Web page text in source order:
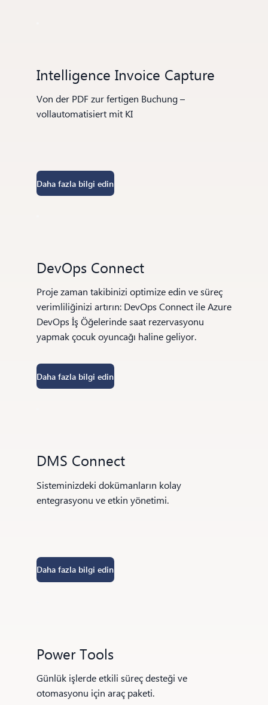
Intelligence Invoice Capture
Von der PDF zur fertigen Buchung –
vollautomatisiert mit KI
Daha fazla bilgi edin
DevOps Connect
Proje zaman takibinizi optimize edin ve süreç
verimliliğinizi artırın: DevOps Connect ile Azure
DevOps İş Öğelerinde saat rezervasyonu
yapmak çocuk oyuncağı haline geliyor.
Daha fazla bilgi edin
DMS Connect
Sisteminizdeki dokümanların kolay
entegrasyonu ve etkin yönetimi.
Daha fazla bilgi edin
Power Tools
Günlük işlerde etkili süreç desteği ve
otomasyonu için araç paketi.